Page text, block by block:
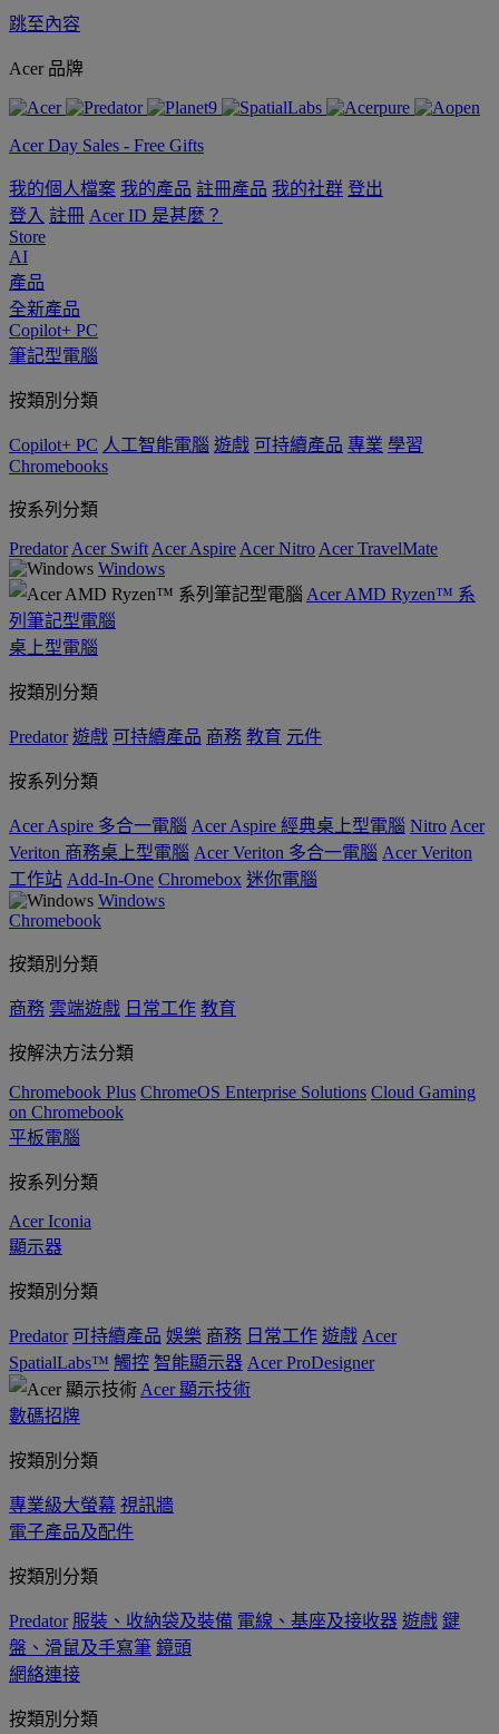
跳至內容
Acer 品牌
Acer Day Sales - Free Gifts
我的個人檔案 我的產品 註冊產品 我的社群 登出
登入 註冊 Acer ID 是甚麼？
Store
AI
產品
全新產品
Copilot+ PC
筆記型電腦
按類別分類
Copilot+ PC 人工智能電腦 遊戲 可持續產品 專業 學習
Chromebooks
按系列分類
Predator Acer Swift Acer Aspire Acer Nitro Acer TravelMate
Windows
Acer AMD Ryzen™ 系
列筆記型電腦
桌上型電腦
按類別分類
Predator 遊戲 可持續產品 商務 教育 元件
按系列分類
Acer Aspire 多合一電腦 Acer Aspire 經典桌上型電腦 Nitro Acer
Veriton 商務桌上型電腦 Acer Veriton 多合一電腦 Acer Veriton
工作站 Add-In-One Chromebox 迷你電腦
Windows
Chromebook
按類別分類
商務 雲端遊戲 日常工作 教育
按解決方法分類
Chromebook Plus ChromeOS Enterprise Solutions Cloud Gaming
on Chromebook
平板電腦
按系列分類
Acer Iconia
顯示器
按類別分類
Predator 可持續產品 娛樂 商務 日常工作 遊戲 Acer
SpatialLabs™ 觸控 智能顯示器 Acer ProDesigner
Acer 顯示技術
數碼招牌
按類別分類
專業級大螢幕 視訊牆
電子產品及配件
按類別分類
Predator 服裝、收納袋及裝備 電線、基座及接收器 遊戲 鍵
盤、滑鼠及手寫筆 鏡頭
網絡連接
按類別分類